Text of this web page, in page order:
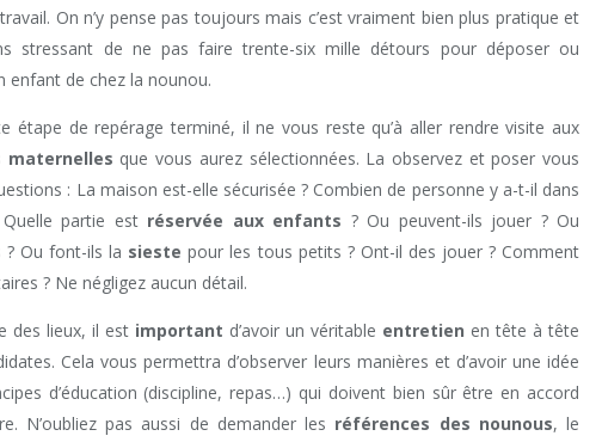
On n’y pense pas toujours mais c’est vraiment bien plus pratique et
stressant de ne pas faire trente-six mille détours pour déposer ou
enfant de chez la nounou.
étape de repérage terminé, il ne vous reste qu’à aller rendre visite aux
maternelles que vous aurez sélectionnées. La observez et poser vous
: La maison est-elle sécurisée ? Combien de personne y a-t-il dans
partie est réservée aux enfants ? Ou peuvent-ils jouer ? Ou
? Ou font-ils la sieste pour les tous petits ? Ont-il des jouer ? Comment
? Ne négligez aucun détail.
des lieux, il est important d’avoir un véritable entretien en tête à tête
Cela vous permettra d’observer leurs manières et d’avoir une idée
d’éducation (discipline, repas…) qui doivent bien sûr être en accord
N’oubliez pas aussi de demander les références des nounous, le